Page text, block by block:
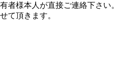
者様本人が直接ご連絡下さい。
て頂きます。